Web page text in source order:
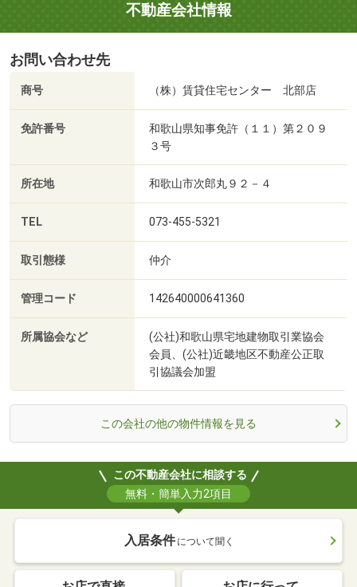
不動産会社情報
お問い合わせ先
商号 （株）賃貸住宅センター 北部店
免許番号
和歌山県知事免許（１１）第２０９
３号
所在地 和歌山市次郎丸９２－４
TEL 073-455-5321
取引態様 仲介
管理コード 142640000641360
所属協会など
(公社)和歌山県宅地建物取引業協会
会員、(公社)近畿地区不動産公正取
引協議会加盟
この会社の他の物件情報を見る
この不動産会社に相談する
無料・簡単入力2項目
入居条件 について聞く